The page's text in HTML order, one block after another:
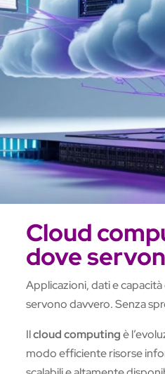
Cloud
dove
Applicazioni, dati e
servono davvero. Senza
Ilcloud computingè
modo efficiente risorse